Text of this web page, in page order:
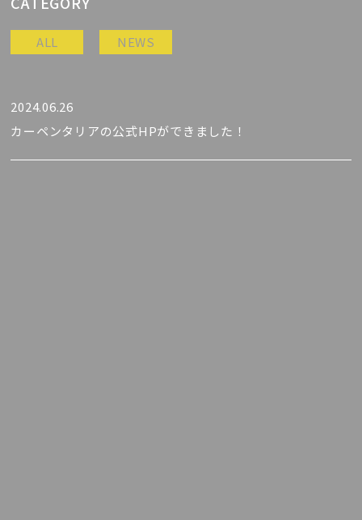
2024.06.26
カーペンタリアの公式HPができました！
ALL NEWS